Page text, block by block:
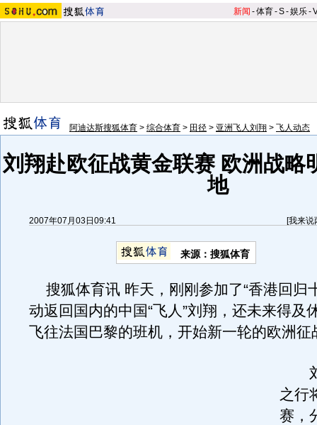
新闻 -体育-S-娱乐-
阿迪达斯搜狐体育 > 综合体育 > 田径 > 亚洲飞人刘翔 > 飞人动态
刘翔赴欧征战黄金联赛 欧洲战略
地
2007年07月03日09:41 [我来说
来源：搜狐体育
搜狐体育讯 昨天，刚刚参加了“香港回归
动返回国内的中国“飞人”刘翔，还未来得及
飞往法国巴黎的班机，开始新一轮的欧洲征
刘
之行
赛，